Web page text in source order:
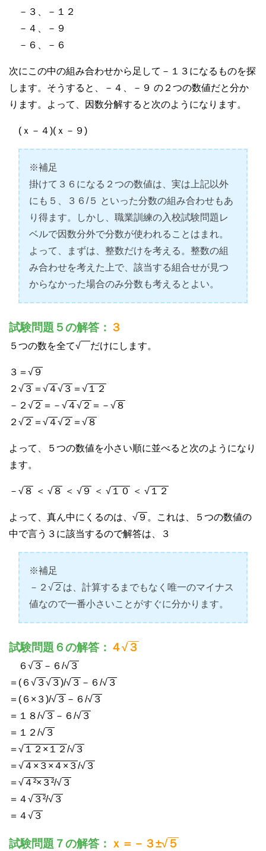
－３、－１２
－４、－９
－６、－６
次にこの中の組み合わせから足して－１３になるものを探
します。そうすると、－４、－９ の２つの数値だと分か
ります。よって、因数分解すると次のようになります。
(ｘ－４)(ｘ－９)
※補足
掛けて３６になる２つの数値は、実は上記以外
にも５、３６/５ といった分数の組み合わせもあ
り得ます。しかし、職業訓練の入校試験問題レ
ベルで因数分外で分数が使われることはまれ。
よって、まずは、整数だけを考える。整数の組
み合わせを考えた上で、該当する組合せが見つ
からなかった場合のみ分数も考えるとよい。
試験問題５の解答： ３
５つの数を全て√ だけにします。
３＝√ ９
２√ ３ ＝√４√ ３ ＝√ １２
－２√ ２ ＝－√４√ ２ ＝－√８
２√ ２ ＝√４√ ２ ＝√８
よって、５つの数値を小さい順に並べると次のようになり
ます。
－√８ ＜ √８ ＜ √ ９ ＜ √ １０ ＜ √ １２
よって、真ん中にくるのは、√ ９ 。これは、５つの数値の
中で言う３に該当するので解答は、３
※補足
－２√ ２ は、計算するまでもなく唯一のマイナス
値なので一番小さいことがすぐに分かります。
試験問題６の解答： ４√３
６√ ３ －６/√ ３
＝(６√ ３√ ３)/√ ３ －６/√ ３
＝(６×３)/√ ３ －６/√ ３
＝１８/√ ３ －６/√ ３
＝１２/√ ３
＝√ １２×１２ /√ ３
＝√４×３×４×３/√ ３
＝√４²×３²/√ ３
＝４√ ３²/√ ３
＝４√ ３
試験問題７の解答： ｘ＝－３±√５